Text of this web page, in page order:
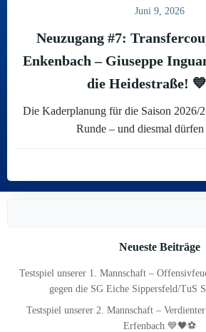
Juni 9, 2026
Neuzugang #7:
Enkenbach – Giuseppe
die Heidestraße!
Die Kaderplanung für die Saison 2026/
Runde – und diesmal
Neueste Beiträge
Testspiel unserer 1. Mannschaft –
gegen die SG Eiche Sippersfeld/TuS
Testspiel unserer 2. Mannschaft –
Erfenbach 💙🖤⚽